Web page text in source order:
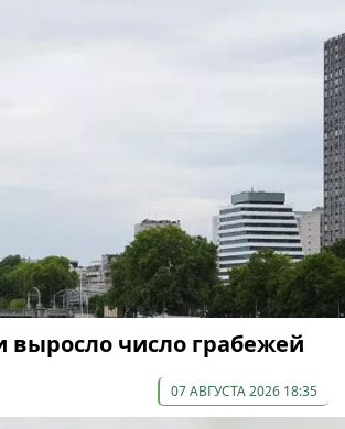
выросло число грабежей
07 АВГУСТА 2026 18:35